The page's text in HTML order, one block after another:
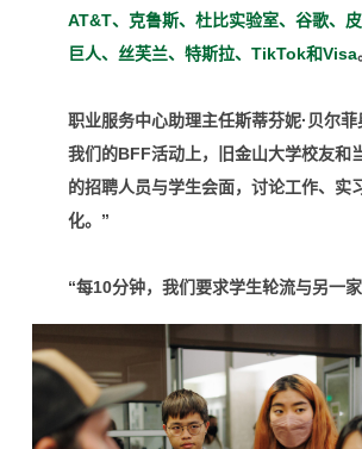
AT&T、克鲁斯、杜比实验室、谷歌、
巨人、丝芙兰、特斯拉、TikTok和Visa
职业服务中心助理主任斯蒂芬妮·贝尔
我们的BFF活动上，旧金山大学校友和
的招聘人员与学生会面，讨论工作、实
化。”
“每10分钟，我们要求学生轮流与另一